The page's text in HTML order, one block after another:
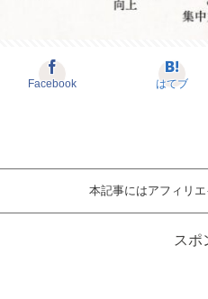
Facebook はてブ
本記事にはアフィリ
スポ